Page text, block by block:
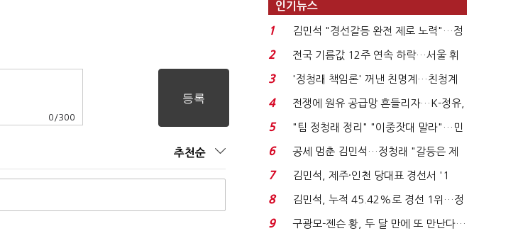
0 /300
추천순
인기뉴스
1
김민석 "경선갈등 완전 제로 노력"…정
청래 "반명 공세 사...
2
전국 기름값 12주 연속 하락…서울 휘
발윳값 1909원...
3
'정청래 책임론' 꺼낸 친명계…친청계
는 추가투표 때리기...
4
전쟁에 원유 공급망 흔들리자…K-정유,
에너지안보 핵심...
5
"팀 정청래 정리" "이중잣대 말라"…민
주 최고위원 계파 다...
6
공세 멈춘 김민석…정청래 "갈등은 제
가 수습"
7
김민석, 제주·인천 당대표 경선서 '1
위'(1보)...
8
김민석, 누적 45.42%로 경선 1위…정
청래와 격차 0.86%p(...
9
구광모-젠슨 황, 두 달 만에 또 만난다…